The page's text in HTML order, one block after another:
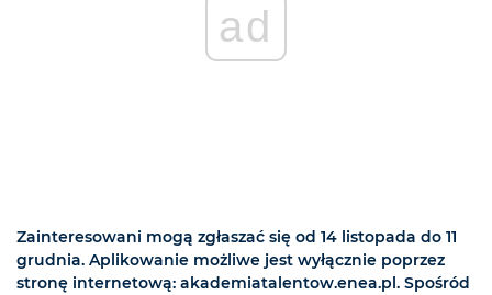
ad
Zainteresowani mogą zgłaszać się od 14 listopada do 11
grudnia. Aplikowanie możliwe jest wyłącznie poprzez
stronę internetową: akademiatalentow.enea.pl. Spośród